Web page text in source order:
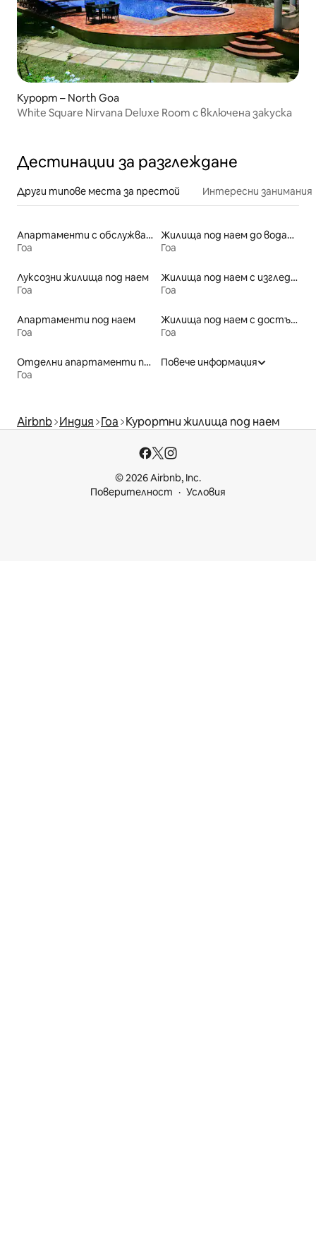
Курорт – North Goa
White Square Nirvana Deluxe Room с включена закуска
Дестинации за разглеждане
Други типове места за престой Интересни занимания
Апартаменти с обслужване под наем
Гоа
Жилища под наем до водата
Гоа
Луксозни жилища под наем
Гоа
Жилища под наем с изглед към плажа
Гоа
Апартаменти под наем
Гоа
Жилища под наем с достъп до плажа
Гоа
Отделни апартаменти под наем
Гоа
Повече информация
Airbnb Индия Гоа Курортни жилища под наем
© 2026 Airbnb, Inc.
Поверителност
Условия